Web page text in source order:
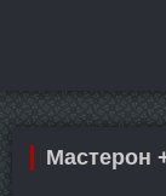
Мастерон